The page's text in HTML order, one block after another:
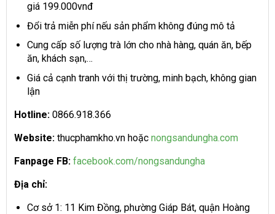
giá 199.000vnđ
Đổi trả miễn phí nếu sản phẩm không đúng mô tả
Cung cấp số lượng trà lớn cho nhà hàng, quán ăn, bếp
ăn, khách sạn,…
Giá cả cạnh tranh với thị trường, minh bạch, không gian
lận
Hotline: 0866.918.366
Website: thucphamkho.vn hoặc nongsandungha.com
Fanpage FB: facebook.com/nongsandungha
Địa chỉ:
Cơ sở 1: 11 Kim Đồng, phường Giáp Bát, quận Hoàng